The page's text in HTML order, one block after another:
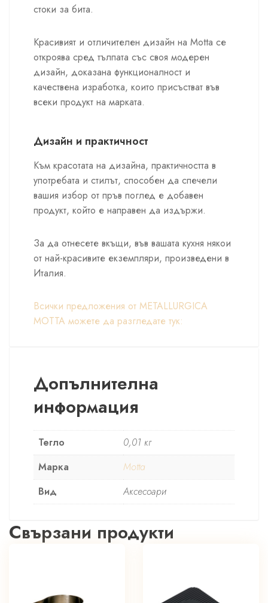
стоки за бита.
Красивият и отличителен дизайн на Motta се
откроява сред тълпата със своя модерен
дизайн, доказана функционалност и
качествена изработка, които присъстват във
всеки продукт на марката.
Дизайн и практичност
Към красотата на дизайна, практичността в
употребата и стилът, способен да спечели
вашия избор от пръв поглед е добавен
продукт, който е направен да издържи.
За да отнесете вкъщи, във вашата кухня някои
от най-красивите екземпляри, произведени в
Италия.
Всички предложения от METALLURGICA
MOTTA можете да разгледате тук:
Допълнителна
информация
Тегло
0,01 кг
Марка
Motta
Вид
Аксесоари
Свързани продукти